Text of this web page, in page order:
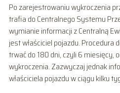
Po zarejestrowaniu wykroczenia
trafia do Centralnego Systemu
wymianie informacji z Centralną
jest właściciel pojazdu. Procedura
trwać do 180 dni, czyli 6 miesięcy,
wykroczenia. Zazwyczaj jednak
właściciela pojazdu w ciągu kilku